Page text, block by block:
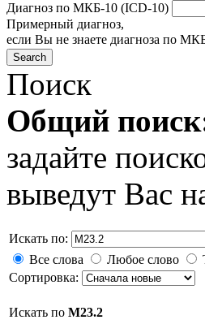
Диагноз по МКБ-10 (ICD-10)
Примерный диагноз,
если Вы не знаете диагноза по
Поиск
Общий
задайте
выведут Вас
Искать по:
Все слова Любое слово
Сортировка:
Искать по M23.2